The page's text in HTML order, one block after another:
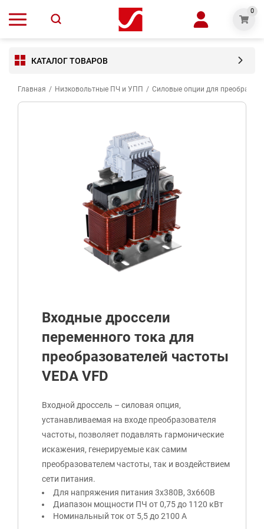
0
КАТАЛОГ ТОВАРОВ
Главная / Низковольтные ПЧ и УПП / Силовые опции для
Входные дроссели
переменного тока для
преобразователей частоты
VEDA VFD
Входной дроссель – силовая опция,
устанавливаемая на входе преобразователя
частоты, позволяет подавлять гармонические
искажения, генерируемые как самим
преобразователем частоты, так и воздействием
сети питания.
Для напряжения питания 3x380В, 3x660В
Диапазон мощности ПЧ от 0,75 до 1120 кВт
Номинальный ток от 5,5 до 2100 А